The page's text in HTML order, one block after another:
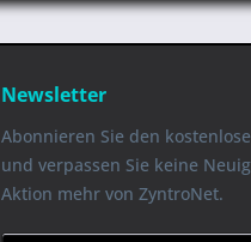
Newsletter
Abonnieren Sie den
und verpassen Sie keine
Aktion mehr von ZyntroNet.